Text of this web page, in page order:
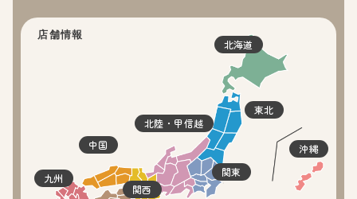
店舗情報
北海道
東北
関東
北陸・甲信越
関西
中国
九州
沖縄